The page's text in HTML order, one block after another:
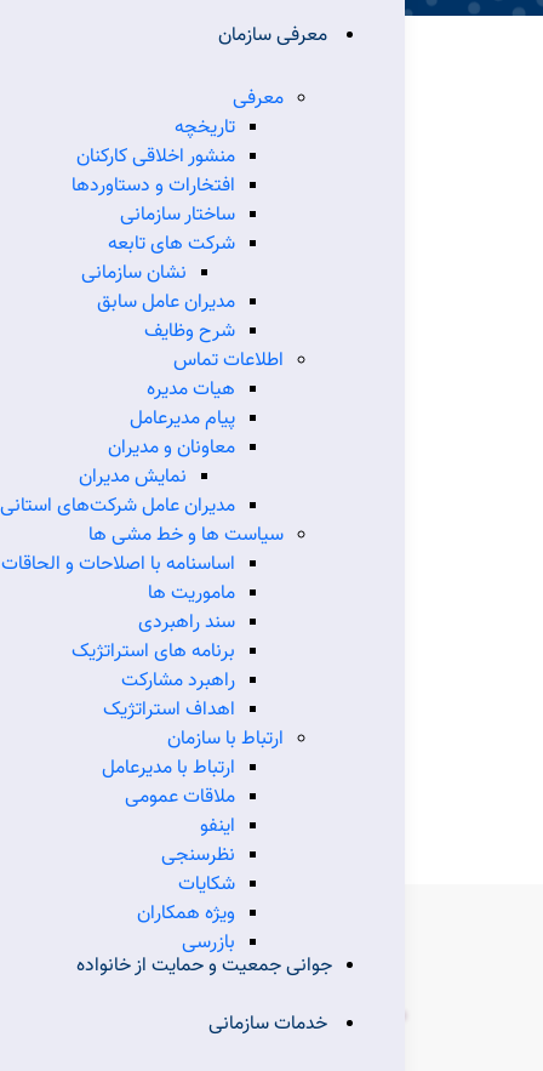
معرفی سازمان
معرفی
تاریخچه
منشور اخلاقی کارکنان
افتخارات و دستاوردها
ساختار سازمانی
شرکت های تابعه
نشان سازمانی
مدیران عامل سابق
شرح وظایف
اطلاعات تماس
هیات مدیره
پیام مدیرعامل
معاونان و مدیران
نمایش مدیران
مدیران عامل شرکت‌‌های استانی
سیاست ها و خط مشی ها
اساسنامه با اصلاحات و الحاقات
ماموریت ها
سند راهبردی
برنامه های استراتژیک
راهبرد مشارکت
اهداف استراتژیک
ارتباط با سازمان
ارتباط با مدیرعامل
ملاقات عمومی
اینفو
نظرسنجی
شکایات
ویژه همکاران
بازرسی
جوانی جمعیت و حمایت از خانواده
خدمات سازمانی
آمارنامه
شهرك‌هاي صنعتي غيردولتي و
شركت‌هاي خدماتي
درگاه‌های استانی